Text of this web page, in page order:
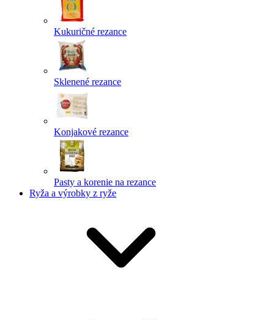
Kukuričné rezance
Sklenené rezance
Konjakové rezance
Pasty a korenie na rezance
Ryža a výrobky z ryže